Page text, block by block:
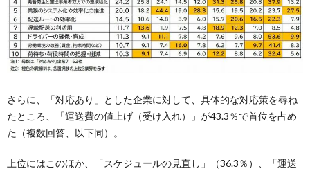
さらに、「対応あり」とした企業に対して、具体的な対応策を尋ね
たところ、「運送費の値上げ（受け入れ）」が43.3％で首位を占め
た（複数回答、以下同）。
上位にはこのほか、「スケジュールの見直し」（36.3％）、「運送